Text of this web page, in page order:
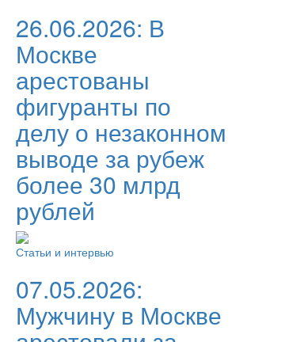
26.06.2026: В
Москве
арестованы
фигуранты по
делу о незаконном
выводе за рубеж
более 30 млрд
рублей
Статьи и интервью
07.05.2026:
Мужчину в Москве